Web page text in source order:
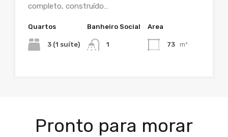
completo, construído…
Quartos
3 (1 suíte)
Banheiro Social
1
Area
73 m²
Pronto para morar